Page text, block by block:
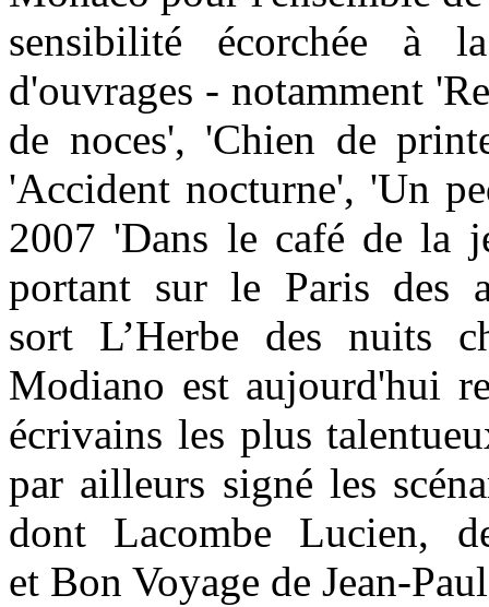
sensibilité écorchée à
d'ouvrages - notamment
de noces', 'Chien de
'Accident nocturne', 'Un
2007 'Dans le café de la
portant sur le Paris des
sort L’Herbe des nuits
Modiano est aujourd'hui
écrivains les plus
par ailleurs signé les
dont Lacombe Lucien,
et Bon Voyage de Jean-